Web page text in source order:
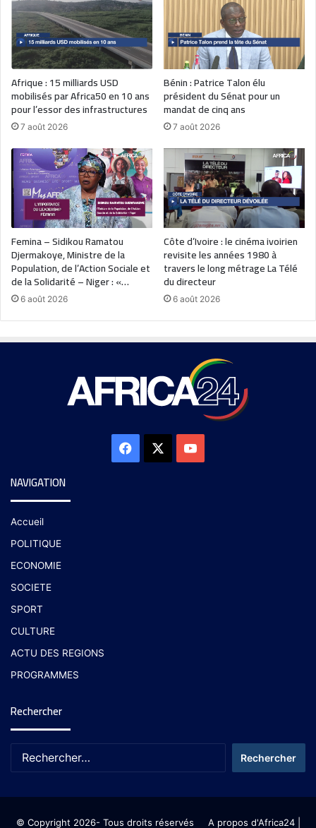
Afrique : 15 milliards USD
mobilisés par Africa50 en 10 ans
pour l’essor des infrastructures
7 août 2026
Bénin : Patrice Talon élu
président du Sénat pour un
mandat de cinq ans
7 août 2026
Femina – Sidikou Ramatou
Djermakoye, Ministre de la
Population, de l’Action Sociale et
de la Solidarité – Niger : «…
6 août 2026
Côte d’Ivoire : le cinéma ivoirien
revisite les années 1980 à
travers le long métrage La Télé
du directeur
6 août 2026
NAVIGATION
Accueil
POLITIQUE
ECONOMIE
SOCIETE
SPORT
CULTURE
ACTU DES REGIONS
PROGRAMMES
Rechercher
© Copyright 2026- Tous droits réservés A propos d'Africa24|